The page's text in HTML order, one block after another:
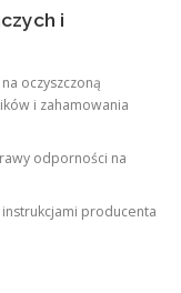
i
na oczyszczoną
i zahamowania
odporności na
producenta